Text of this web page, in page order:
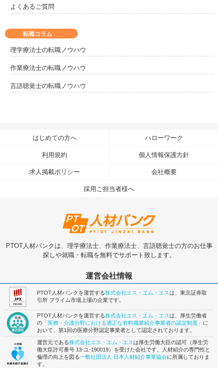
よくあるご質問
転職コラム
理学療法士の転職ノウハウ
作業療法士の転職ノウハウ
言語聴覚士の転職ノウハウ
はじめての方へ ハローワーク
利用規約 個人情報保護方針
求人掲載ポリシー 会社概要
採用ご担当者様へ
PTOT人材バンクは、理学療法士、作業療法士、言語聴覚士の方のお仕事
探しや就職・転職を無料でサポート致します。
運営会社情報
PTOT人材バンクを運営する株式会社エス・エム・エスは、東京証券取
引所 プライム市場上場の企業です。
PTOT人材バンクを運営する株式会社エス・エム・エスは、厚生労働省
の 「医療・介護分野における適正な有料職業紹介事業者の認定制度」 に
おいて、第1回の医療分野認定事業者として認定されております。
運営元である株式会社エス・エム・エスは厚生労働大臣の認可（厚生労
働大臣許可番号 13-ユ-190019）を受けた会社です。人材紹介の専門性と
倫理の向上を図る一般社団法人 日本人材紹介事業協会に所属しておりま
す。